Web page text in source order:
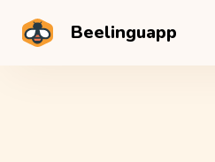
Beelinguapp